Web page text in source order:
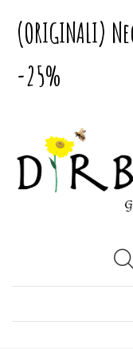
(ORIGINALI)
-25%